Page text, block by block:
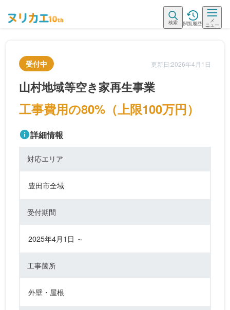
検索 閲覧履歴
メ
ニュー
受付中 更新日:2026年4月1日
山村地域等空き家再生事業
工事費用の80%（上限100万円）
詳細情報
対応エリア
豊田市全域
受付期間
2025年4月1日 ～
工事箇所
外壁・屋根